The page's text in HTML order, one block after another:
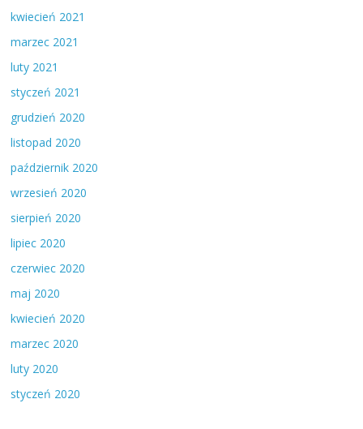
kwiecień 2021
marzec 2021
luty 2021
styczeń 2021
grudzień 2020
listopad 2020
październik 2020
wrzesień 2020
sierpień 2020
lipiec 2020
czerwiec 2020
maj 2020
kwiecień 2020
marzec 2020
luty 2020
styczeń 2020